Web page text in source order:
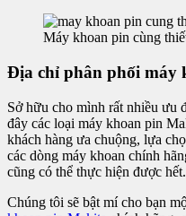
Máy khoan pin cùng
Địa chỉ phân phối máy
Sở hữu cho mình rất nhiều ưu
đây các loại máy khoan pin
khách hàng ưa chuộng, lựa
các dòng máy khoan chính
cũng có thể thực hiện được hết.
Chúng tôi sẽ bật mí cho bạn